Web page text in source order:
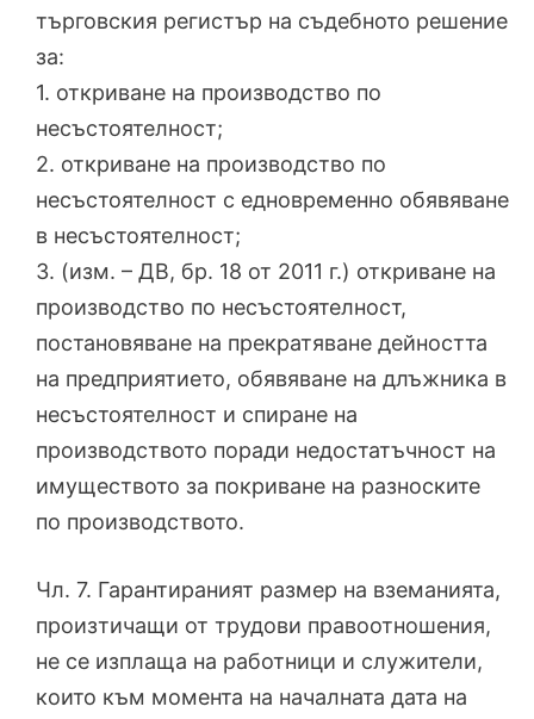
търговския регистър на съдебното решение
за:
1. откриване на производство по
несъстоятелност;
2. откриване на производство по
несъстоятелност с едновременно обявяване
в несъстоятелност;
3. (изм. – ДВ, бр. 18 от 2011 г.) откриване на
производство по несъстоятелност,
постановяване на прекратяване дейността
на предприятието, обявяване на длъжника в
несъстоятелност и спиране на
производството поради недостатъчност на
имуществото за покриване на разноските
по производството.
Чл. 7. Гарантираният размер на вземанията,
произтичащи от трудови правоотношения,
не се изплаща на работници и служители,
които към момента на началната дата на